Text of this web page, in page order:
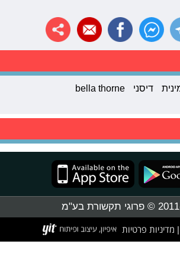
דיסני bella thorne
תקשורת בע"מ
מדיניות פרטיות